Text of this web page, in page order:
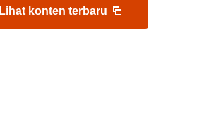
Lihat konten terbaru